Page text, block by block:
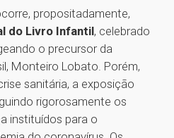
propositadamente,
do Livro Infantil, celebrado
o precursor da
Monteiro Lobato. Porém,
sanitária, a exposição
rigorosamente os
instituídos para o